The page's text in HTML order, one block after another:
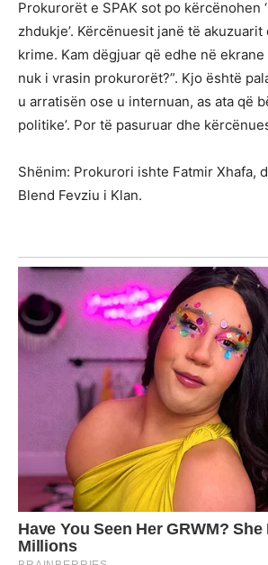
Prokurorët e SPAK sot po kërcënohen
zhdukje’. Kërcënuesit janë të
krime. Kam dëgjuar që edhe në
nuk i vrasin prokurorët?”. Kjo është
u arratisën ose u internuan, as ata që
politike’. Por të pasuruar dhe
Shënim: Prokurori ishte Fatmir Xhafa,
Blend Fevziu i Klan.